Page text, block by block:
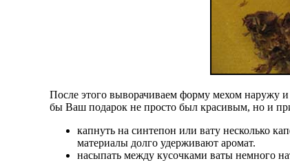
После этого выворачиваем форму мехом наружу
бы Ваш подарок не просто был красивым, но и
капнуть на синтепон или вату несколько
материалы долго удерживают аромат.
насыпать между кусочками ваты немного